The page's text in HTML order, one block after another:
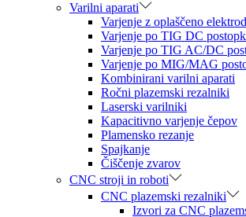
Varilni aparati
Varjenje z oplaščeno
Varjenje po TIG DC
Varjenje po TIG AC/DC
Varjenje po MIG/MAG
Kombinirani varilni aparati
Ročni plazemski rezalniki
Laserski varilniki
Kapacitivno varjenje čepov
Plamensko rezanje
Spajkanje
Čiščenje zvarov
CNC stroji in roboti
CNC plazemski rezalniki
Izvori za CNC